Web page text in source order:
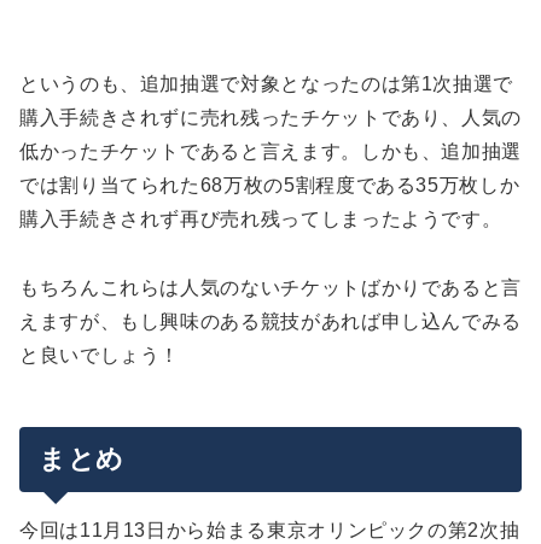
というのも、追加抽選で対象となったのは第1次抽選で
購入手続きされずに売れ残ったチケットであり、人気の
低かったチケットであると言えます。しかも、追加抽選
では割り当てられた68万枚の5割程度である35万枚しか
購入手続きされず再び売れ残ってしまったようです。
もちろんこれらは人気のないチケットばかりであると言
えますが、もし興味のある競技があれば申し込んでみる
と良いでしょう！
まとめ
今回は11月13日から始まる東京オリンピックの第2次抽